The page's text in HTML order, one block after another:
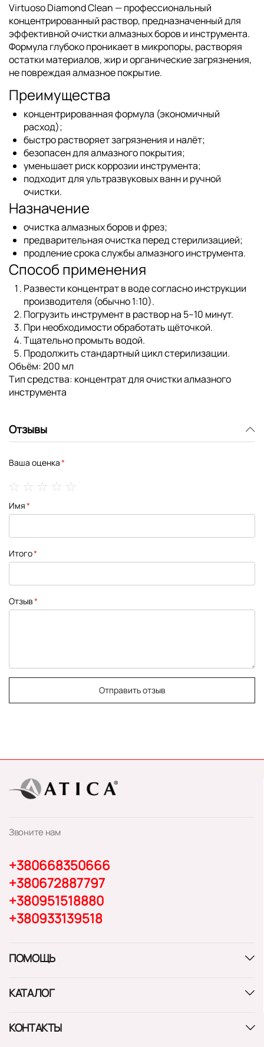
Virtuoso Diamond Clean — профессиональный
концентрированный раствор, предназначенный для
эффективной очистки алмазных боров и инструмента.
Формула глубоко проникает в микропоры, растворяя
остатки материалов, жир и органические загрязнения,
не повреждая алмазное покрытие.
Преимущества
концентрированная формула (экономичный
расход);
быстро растворяет загрязнения и налёт;
безопасен для алмазного покрытия;
уменьшает риск коррозии инструмента;
подходит для ультразвуковых ванн и ручной
очистки.
Назначение
очистка алмазных боров и фрез;
предварительная очистка перед стерилизацией;
продление срока службы алмазного инструмента.
Способ применения
Развести концентрат в воде согласно инструкции
производителя (обычно 1:10).
Погрузить инструмент в раствор на 5–10 минут.
При необходимости обработать щёточкой.
Тщательно промыть водой.
Продолжить стандартный цикл стерилизации.
Объём:200 мл
Тип средства: концентрат для очистки алмазного
инструмента
Отзывы
Ваша оценка
star
stars
stars
stars
stars
Имя
Итого
Отзыв
Отправить отзыв
Звоните нам
+380668350666
+380672887797
+380951518880
+380933139518
ПОМОЩЬ
КАТАЛОГ
КОНТАКТЫ